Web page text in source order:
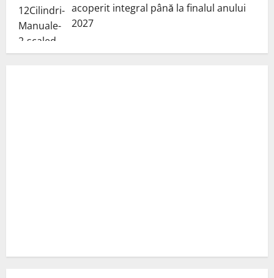
acoperit integral până la finalul anului
2027